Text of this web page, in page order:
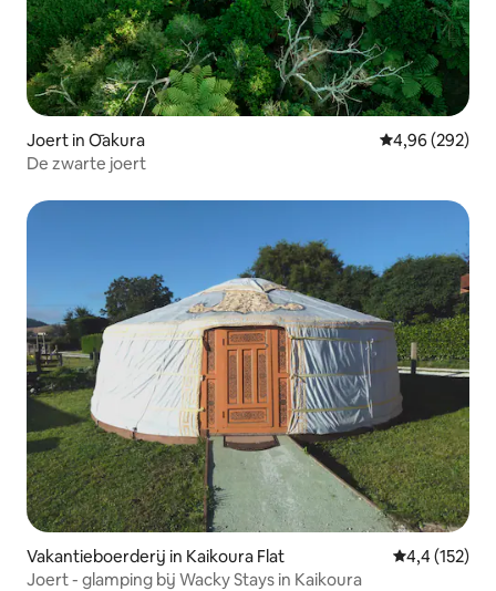
Joert in Ōakura Gemiddelde
4,96 (292)
De zwarte joert
Vakantieboerderij in Kaikoura Flat Gemiddelde
4,4 (152)
Joert - glamping bij Wacky Stays in Kaikoura